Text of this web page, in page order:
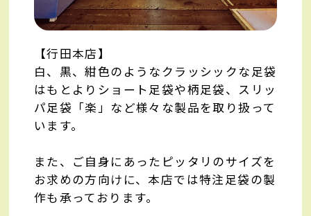
【行田本店】
白、黒、紺色のようなクラッシックな足袋
はもとよりショート足袋や柄足袋、スリッ
パ足袋「楽」など様々な製品を取り扱って
います。
また、ご自身にあったピッタリのサイズを
お求めの方向けに、本店では特注足袋の製
作も承っております。